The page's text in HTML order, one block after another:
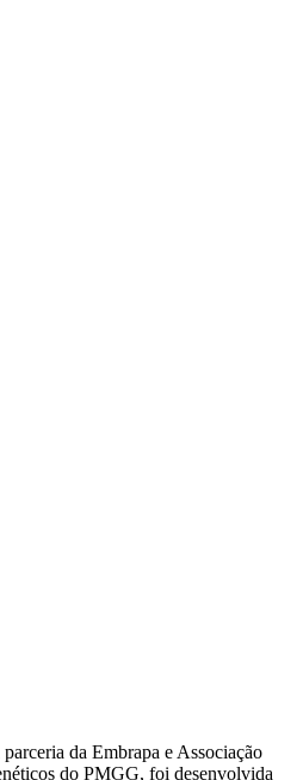
da Embrapa e Associação
do PMGG, foi desenvolvida